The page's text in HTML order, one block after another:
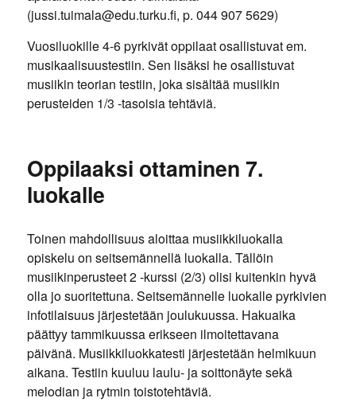
(jussi.tuimala@edu.turku.fi, p. 044 907 5629)
Vuosiluokille 4-6 pyrkivät oppilaat osallistuvat em.
musikaalisuustestiin. Sen lisäksi he osallistuvat
musiikin teorian testiin, joka sisältää musiikin
perusteiden 1/3 -tasoisia tehtäviä.
Oppilaaksi ottaminen 7.
luokalle
Toinen mahdollisuus aloittaa musiikkiluokalla
opiskelu on seitsemännellä luokalla. Tällöin
musiikinperusteet 2 -kurssi (2/3) olisi kuitenkin hyvä
olla jo suoritettuna. Seitsemännelle luokalle pyrkivien
infotilaisuus järjestetään joulukuussa. Hakuaika
päättyy tammikuussa erikseen ilmoitettavana
päivänä. Musiikkiluokkatesti järjestetään helmikuun
aikana. Testiin kuuluu laulu- ja soittonäyte sekä
melodian ja rytmin toistotehtäviä.